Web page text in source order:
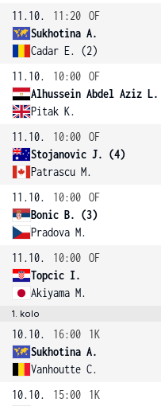
11.10.
11:20 OF
Sukhotina A.
Cadar E. (2)
11.10.
10:00 OF
Alhussein Abdel Aziz L.
Pitak K.
11.10.
10:00 OF
Stojanovic J. (4)
Patrascu M.
11.10.
10:00 OF
Bonic B. (3)
Pradova M.
11.10.
10:00 OF
Topcic I.
Akiyama M.
1. kolo
10.10. 16:00
1K
Sukhotina A.
Vanhoutte C.
10.10.
15:00
1K